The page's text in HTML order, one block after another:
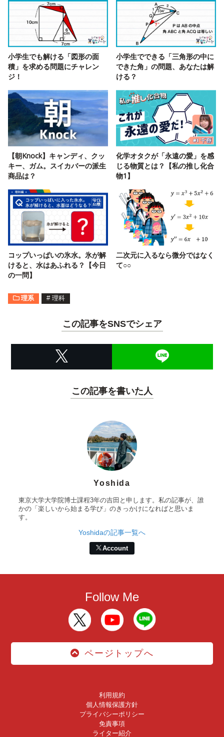
小学生でも解ける「図形の面
積」を求める問題にチャレン
ジ！
小学生でできる「三角形の中に
できた角」の問題、あなたは解
ける？
【朝Knock】キャンディ、クッ
キー、ガム。スイカバーの派生
商品は？
化学オタクが「永遠の愛」を感
じる物質とは？【私の推し化合
物1】
コップいっぱいの氷水。氷が解
けると、水はあふれる？【今日
の一問】
二次元に入るなら微分ではなく
て○○
理系 # 理科
この記事をSNSでシェア
この記事を書いた人
Yoshida
東京大学大学院博士課程3年の吉田と申します。私の記事が、誰
かの「楽しいから始まる学び」のきっかけになればと思いま
す。
Yoshidaの記事一覧へ
Account
Follow Me
ページトップへ
利用規約
個人情報保護方針
プライバシーポリシー
免責事項
ライター紹介